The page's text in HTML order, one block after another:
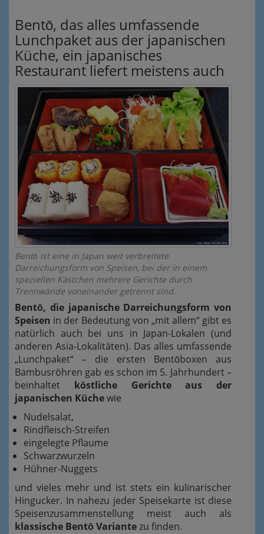
Bentō, das alles umfassende
Lunchpaket aus der japanischen
Küche, ein japanisches
Restaurant liefert meistens auch
Bentō ist eine in Japan weit verbreitete
Darreichungsform von Speisen, bei der in einem
speziellen Kästchen mehrere Gerichte durch
Trennwände voneinander getrennt sind.
Bentō, die japanische Darreichungsform von
Speisen in der Bedeutung von „mit allem“ gibt es
natürlich auch bei uns in Japan-Lokalen (und
anderen Asia-Lokalitäten). Das alles umfassende
„Lunchpaket“ – die ersten Bentōboxen aus
Bambusröhren gab es schon im 5. Jahrhundert –
beinhaltet köstliche Gerichte aus der
japanischen Küchewie
Nudelsalat,
Rindfleisch-Streifen
eingelegte Pflaume
Schwarzwurzeln
Hühner-Nuggets
und vieles mehr und ist stets ein kulinarischer
Hingucker. In nahezu jeder Speisekarte ist diese
Speisenzusammenstellung meist auch als
klassische Bentō Variantezu finden.